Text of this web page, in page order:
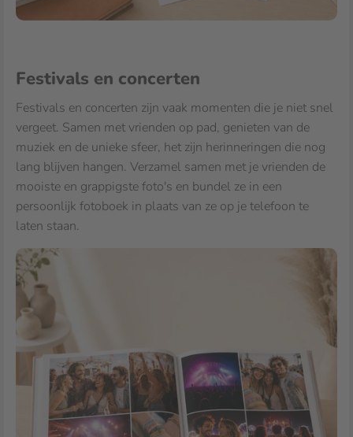
Festivals en concerten
Festivals en concerten zijn vaak momenten die je niet snel
vergeet. Samen met vrienden op pad, genieten van de
muziek en de unieke sfeer, het zijn herinneringen die nog
lang blijven hangen. Verzamel samen met je vrienden de
mooiste en grappigste foto's en bundel ze in een
persoonlijk fotoboek in plaats van ze op je telefoon te
laten staan.